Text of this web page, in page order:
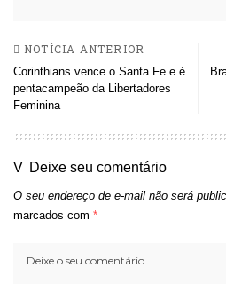
NOTÍCIA ANTERIOR
Corinthians vence o Santa Fe e é
pentacampeão da Libertadores
Feminina
Deixe seu comentário
O seu endereço de e-mail não será
marcados com *